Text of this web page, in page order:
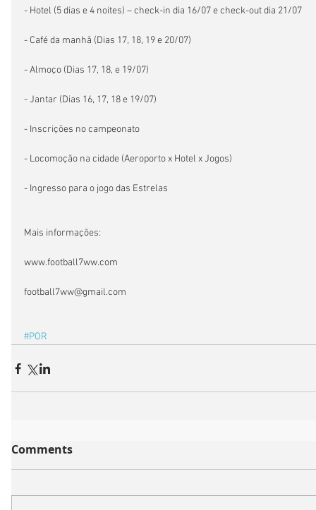
- Hotel (5 dias e 4 noites) – check-in dia 16/07 e check-out dia 21/07
- Café da manhã (Dias 17, 18, 19 e 20/07)
- Almoço (Dias 17, 18, e 19/07)
- Jantar (Dias 16, 17, 18 e 19/07)
- Inscrições no campeonato
- Locomoção na cidade (Aeroporto x Hotel x Jogos)
- Ingresso para o jogo das Estrelas
Mais informações:
www.football7ww.com
football7ww@gmail.com
#POR
Comments